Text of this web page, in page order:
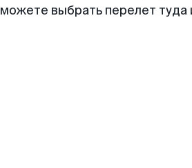
можете выбрать перелет туда